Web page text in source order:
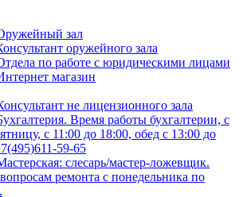
зал
оружейного зала
по работе с юридическими лицами
магазин
не лицензионного зала
Время работы бухгалтерии, с
с 11:00 до 18:00, обед с 13:00 до
59-65
слесарь/мастер-ложевщик.
ремонта с понедельника по